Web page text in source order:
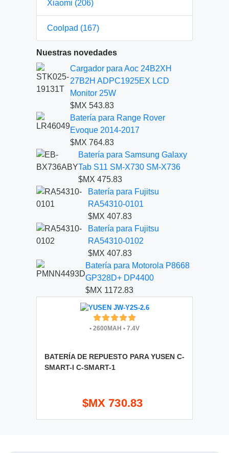
Xiaomi (206)
Coolpad (167)
Nuestras novedades
Cargador para Aoc 24B2XH
27B2H ADPC1925EX LCD
Monitor 25W
$MX 543.83
Batería para Range Rover
Evoque 2014-2017
$MX 764.83
Batería para Samsung Galaxy
Tab S11 SM-X730 SM-X736
$MX 475.83
Batería para Fujitsu
RA54310-0101
$MX 407.83
Batería para Fujitsu
RA54310-0102
$MX 407.83
Batería para Motorola P8668
GP328D+ DP4400
$MX 1172.83
• 2600MAH • 7.4V
BATERÍA DE REPUESTO PARA YUSEN C-
SMART-I C-SMART-1
$MX 730.83